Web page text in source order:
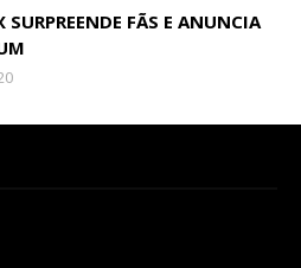
SURPREENDE FÃS E ANUNCIA